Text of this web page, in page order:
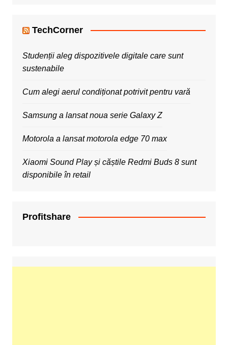
TechCorner
Studenții aleg dispozitivele digitale care sunt
sustenabile
Cum alegi aerul condiționat potrivit pentru vară
Samsung a lansat noua serie Galaxy Z
Motorola a lansat motorola edge 70 max
Xiaomi Sound Play și căștile Redmi Buds 8 sunt
disponibile în retail
Profitshare